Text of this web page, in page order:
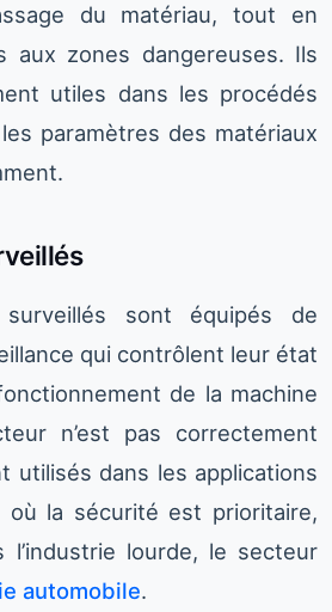
du matériau, tout en
aux zones dangereuses. Ils
utiles dans les procédés
paramètres des matériaux
sont équipés de
qui contrôlent leur état
de la machine
n’est pas correctement
utilisés dans les applications
où la sécurité est prioritaire,
l’industrie lourde, le secteur
automobile.